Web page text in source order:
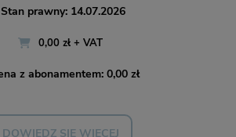
Stan prawny: 14.07.2026
0,00 zł + VAT
z abonamentem: 0,00 zł
DOWIEDZ SIĘ WIĘCEJ